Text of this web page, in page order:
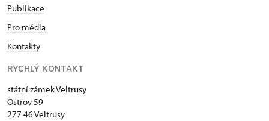
Publikace
Pro média
Kontakty
RYCHLÝ KONTAKT
státní zámek Veltrusy
Ostrov 59
277 46 Veltrusy